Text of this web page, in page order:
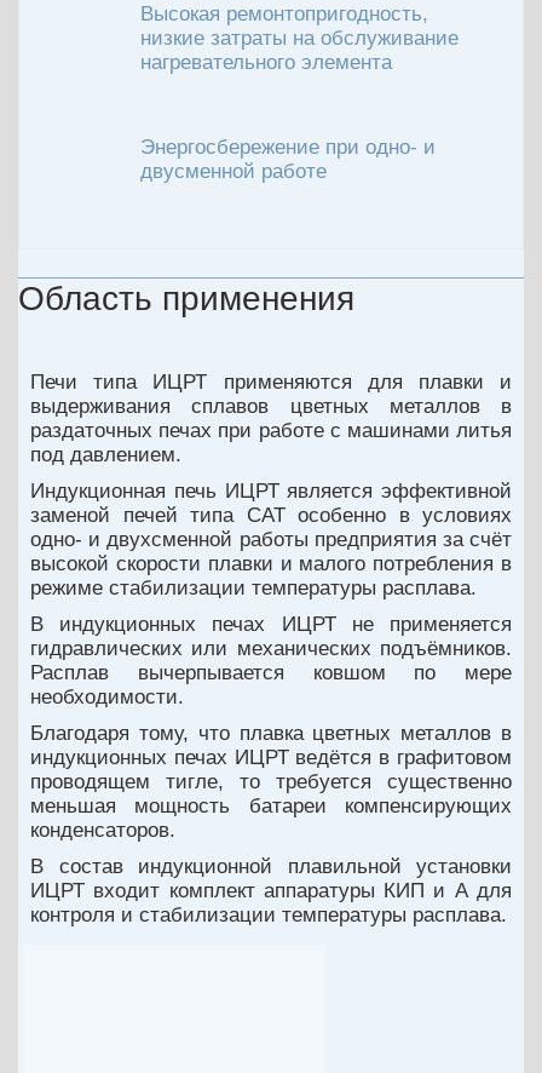
Высокая ремонтопригодность,
низкие затраты на обслуживание
нагревательного элемента
Энергосбережение при одно- и
двусменной работе
Область применения
Печи типа ИЦРТ применяются для плавки и
выдерживания сплавов цветных металлов в
раздаточных печах при работе с машинами литья
под давлением.
Индукционная печь ИЦРТ является эффективной
заменой печей типа САТ особенно в условиях
одно- и двухсменной работы предприятия за счёт
высокой скорости плавки и малого потребления в
режиме стабилизации температуры расплава.
В индукционных печах ИЦРТ не применяется
гидравлических или механических подъёмников.
Расплав вычерпывается ковшом по мере
необходимости.
Благодаря тому, что плавка цветных металлов в
индукционных печах ИЦРТ ведётся в графитовом
проводящем тигле, то требуется существенно
меньшая мощность батареи компенсирующих
конденсаторов.
В состав индукционной плавильной установки
ИЦРТ входит комплект аппаратуры КИП и А для
контроля и стабилизации температуры расплава.